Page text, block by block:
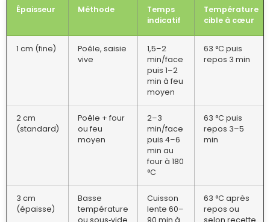
Épaisseur Méthode
Temps
indicatif
Température
cible à cœur
1 cm (fine)
Poêle, saisie
vive
1,5–2
min/face
puis 1–2
min à feu
moyen
63 °C puis
repos 3 min
2 cm
(standard)
Poêle + four
ou feu
moyen
2–3
min/face
puis 4–6
min au
four à 180
°C
63 °C puis
repos 3–5
min
3 cm
(épaisse)
Basse
température
ou sous‑vide
Cuisson
lente 60–
90 min à
63 °C après
repos ou
selon recette